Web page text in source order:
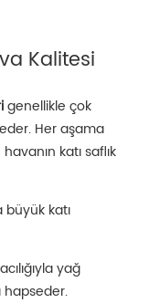
Kalitesi
genellikle çok
Her aşama
katı saflık
katı
yağ
hapseder.